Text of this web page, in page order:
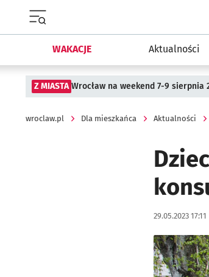
WAKACJE Aktualności
Z MIASTA Wrocław na weekend 7-9 sierpnia
wroclaw.pl Dla mieszkańca Aktualności
Data publikacji:
29.05.2023 17:11 |
Kliknij, aby